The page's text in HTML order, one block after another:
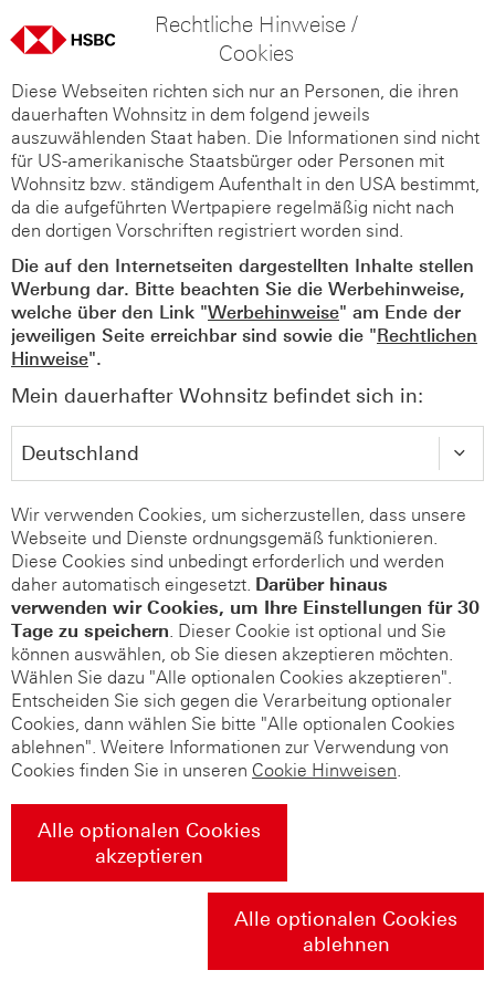
Rechtliche Hinweise /
Cookies
Diese Webseiten richten sich nur an Personen, die ihren
dauerhaften Wohnsitz in dem folgend jeweils
auszuwählenden Staat haben. Die Informationen sind nicht
für US-amerikanische Staatsbürger oder Personen mit
Wohnsitz bzw. ständigem Aufenthalt in den USA bestimmt,
da die aufgeführten Wertpapiere regelmäßig nicht nach
den dortigen Vorschriften registriert worden sind.
Die auf den Internetseiten dargestellten Inhalte stellen
Werbung dar. Bitte beachten Sie die Werbehinweise,
welche über den Link "Werbehinweise" am Ende der
jeweiligen Seite erreichbar sind sowie die "Rechtlichen
Hinweise".
Mein dauerhafter Wohnsitz befindet sich in:
Wir verwenden Cookies, um sicherzustellen, dass unsere
Webseite und Dienste ordnungsgemäß funktionieren.
Diese Cookies sind unbedingt erforderlich und werden
daher automatisch eingesetzt. Darüber hinaus
verwenden wir Cookies, um Ihre Einstellungen für 30
Tage zu speichern. Dieser Cookie ist optional und Sie
können auswählen, ob Sie diesen akzeptieren möchten.
Wählen Sie dazu "Alle optionalen Cookies akzeptieren".
Entscheiden Sie sich gegen die Verarbeitung optionaler
Cookies, dann wählen Sie bitte "Alle optionalen Cookies
ablehnen". Weitere Informationen zur Verwendung von
Cookies finden Sie in unseren Cookie Hinweisen.
Alle optionalen Cookies
akzeptieren
Alle optionalen Cookies
ablehnen